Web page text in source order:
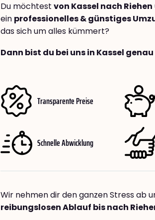
Du möchtest von Kassel nach Riehen
ein professionelles & günstiges
das sich um alles kümmert?
Dann bist du bei uns in Kassel
Transparente Preise
Schnelle Abwicklung
Wir nehmen dir den ganzen Stress ab
reibungslosen Ablauf bis nach